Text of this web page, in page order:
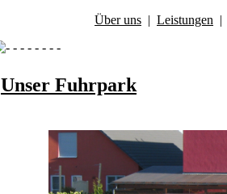
Über uns | Leistungen
Unser Fuhrpark